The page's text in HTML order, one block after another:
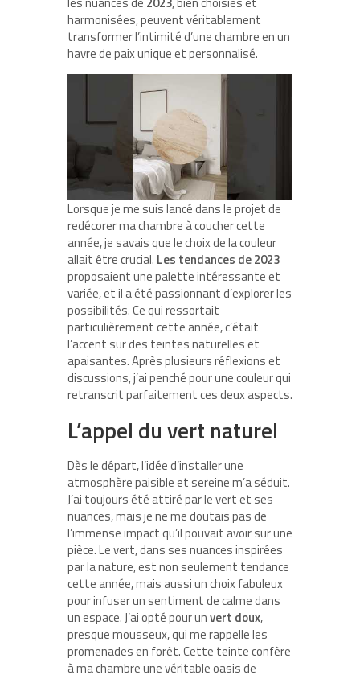
harmonisées, peuvent véritablement
transformer l’intimité d’une chambre en un
havre de paix unique et personnalisé.
Lorsque je me suis lancé dans le projet de
redécorer ma chambre à coucher cette
année, je savais que le choix de la couleur
allait être crucial. Les tendances de 2023
proposaient une palette intéressante et
variée, et il a été passionnant d’explorer les
possibilités. Ce qui ressortait
particulièrement cette année, c’était
l’accent sur des teintes naturelles et
apaisantes. Après plusieurs réflexions et
discussions, j’ai penché pour une couleur qui
retranscrit parfaitement ces deux aspects.
L’appel du vert naturel
Dès le départ, l’idée d’installer une
atmosphère paisible et sereine m’a séduit.
J’ai toujours été attiré par le vert et ses
nuances, mais je ne me doutais pas de
l’immense impact qu’il pouvait avoir sur une
pièce. Le vert, dans ses nuances inspirées
par la nature, est non seulement tendance
cette année, mais aussi un choix fabuleux
pour infuser un sentiment de calme dans
un espace. J’ai opté pour unvert doux,
presque mousseux, qui me rappelle les
promenades en forêt. Cette teinte confère
à ma chambre une véritable oasis de